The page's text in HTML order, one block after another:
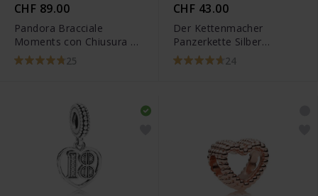
CHF 89.00
Pandora Bracciale
Moments con Chiusura a
Cuore Componibile -
599539C00
25
CHF 43.00
Der Kettenmacher
Panzerkette Silber
Diamantiert24